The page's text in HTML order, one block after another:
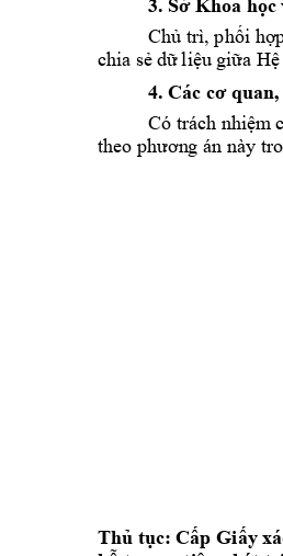
Sở học
Chủ trì, phối
chia sẻ dữliệu giữa Hệ
4. Các cơ
Có trách nhiệm
theo phương án này
Thủ tục: Cấp Giấy